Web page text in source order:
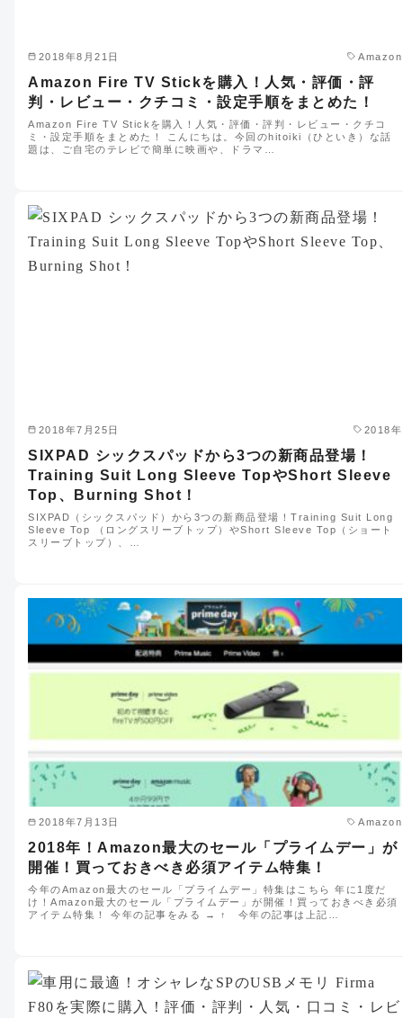
2018年8月21日 Amazon
Amazon Fire TV Stickを購入！人気・評価・評
判・レビュー・クチコミ・設定手順をまとめた！
Amazon Fire TV Stickを購入！人気・評価・評判・レビュー・クチコ
ミ・設定手順をまとめた！ こんにちは。今回のhitoiki（ひといき）な話
題は、ご自宅のテレビで簡単に映画や、ドラマ…
2018年7月25日 2018年
SIXPAD シックスパッドから3つの新商品登場！
Training Suit Long Sleeve TopやShort Sleeve
Top、Burning Shot！
SIXPAD（シックスパッド）から3つの新商品登場！Training Suit Long
Sleeve Top （ロングスリーブトップ）やShort Sleeve Top（ショート
スリーブトップ）、…
2018年7月13日 Amazon
2018年！Amazon最大のセール「プライムデー」が
開催！買っておきべき必須アイテム特集！
今年のAmazon最大のセール「プライムデー」特集はこちら 年に1度だ
け！Amazon最大のセール「プライムデー」が開催！買っておきべき必須
アイテム特集！ 今年の記事をみる → ↑ 今年の記事は上記…